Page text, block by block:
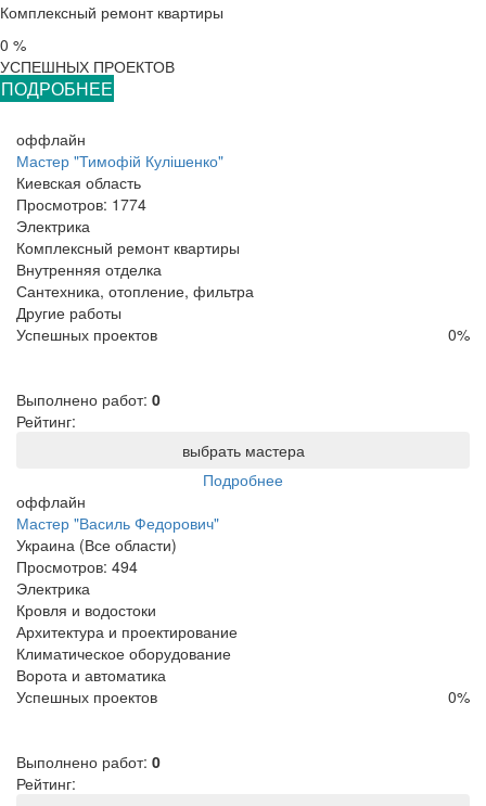
Комплексный ремонт квартиры
0 %
УСПЕШНЫХ ПРОЕКТОВ
ПОДРОБНЕЕ
оффлайн
Мастер "Тимофій Кулішенко"
Киевская область
Просмотров: 1774
Электрика
Комплексный ремонт квартиры
Внутренняя отделка
Сантехника, отопление, фильтра
Другие работы
Успешных проектов
0%
Выполнено работ: 0
Рейтинг:
выбрать мастера
Подробнее
оффлайн
Мастер "Василь Федорович"
Украина (Все области)
Просмотров: 494
Электрика
Кровля и водостоки
Архитектура и проектирование
Климатическое оборудование
Ворота и автоматика
Успешных проектов
0%
Выполнено работ: 0
Рейтинг: